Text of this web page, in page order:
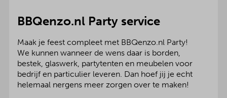
BBQenzo.nl Party service
Maak je feest compleet met BBQenzo.nl Party!
We kunnen wanneer de wens daar is borden,
bestek, glaswerk, partytenten en meubelen voor
bedrijf en particulier leveren. Dan hoef jij je echt
helemaal nergens meer zorgen over te maken!